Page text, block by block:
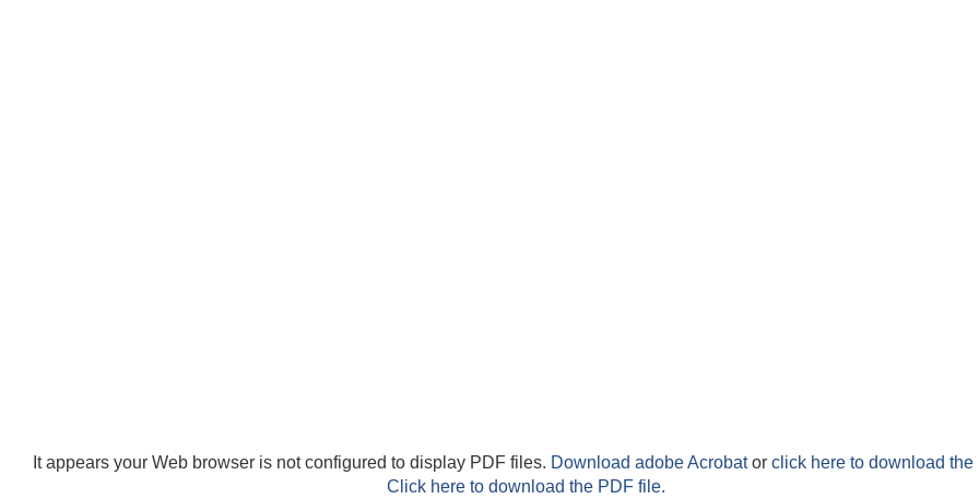
It appears your Web browser is not configured to display PDF files. Download adobe Acrobator click here to download the
Click here to download the PDF file.